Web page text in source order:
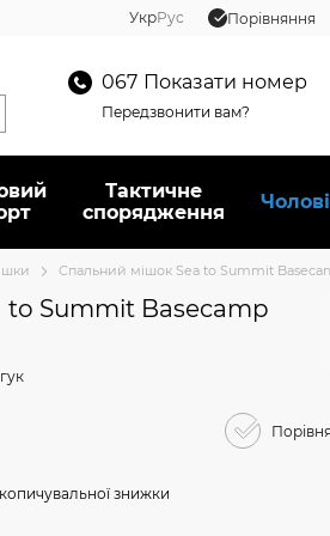
УкрРус Порівняння
067 Показати номер
Передзвонити вам?
Тактичне
спорядження
Спальний мішок Sea to Summit
to Summit Basecamp
знижки